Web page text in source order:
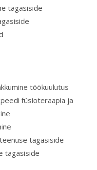
tagasiside
töökuulutus
füsioteraapia ja
tagasiside
tagasiside